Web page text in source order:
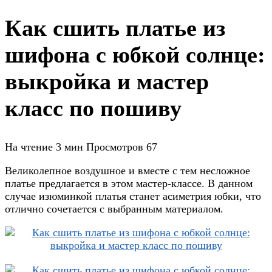
Как сшить платье из
шифона с юбкой солнце:
выкройка и мастер
класс по пошиву
На чтение 3 мин Просмотров 67
Великолепное воздушное и вместе с тем несложное
платье предлагается в этом мастер-классе. В данном
случае изюминкой платья станет асиметрия юбки, что
отлично сочетается с выбранным материалом.